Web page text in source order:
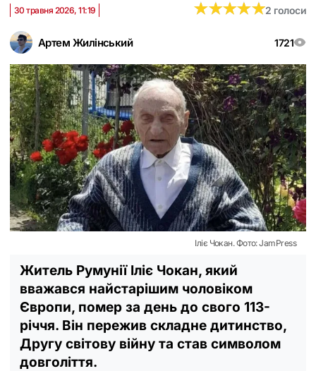
Артем Жилінський 1721
30 травня 2026, 11:19 ★★★★★
★★★★★2 голоси
Іліє Чокан. Фото: JamPress
Житель Румунії Іліє Чокан, який
вважався найстарішим чоловіком
Європи, помер за день до свого 113-
річчя. Він пережив складне дитинство,
Другу світову війну та став символом
довголіття.